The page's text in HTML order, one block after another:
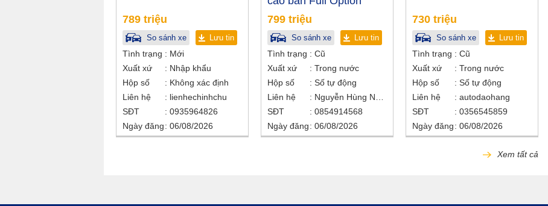
789 triệu
So sánh xe Lưu tin
Tình trạng
Mới
Xuất xứ
Nhập khẩu
Hộp số
Không xác định
Liên hệ
lienhechinhchu
SĐT
0935964826
Ngày đăng
06/08/2026
799 triệu
So sánh xe Lưu tin
Tình trạng
Cũ
Xuất xứ
Trong nước
Hộp số
Số tự động
Liên hệ
Nguyễn Hùng Nhân
SĐT
0854914568
Ngày đăng
06/08/2026
730 triệu
So sánh xe Lưu tin
Tình trạng
Cũ
Xuất xứ
Trong nước
Hộp số
Số tự động
Liên hệ
autodaohang
SĐT
0356545859
Ngày đăng
06/08/2026
Xem tất cả